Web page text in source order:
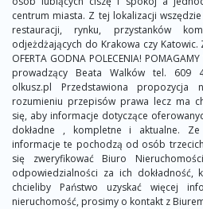
centrum miasta. Z tej lokalizacji
restauracji, rynku, przystanków
odjeżdżających do Krakowa czy Katowic.
OFERTA GODNA POLECENIA!
prowadzący Beata Walków tel. 609
olkusz.pl Przedstawiona
rozumieniu przepisów prawa lecz ma
się, aby informacje dotyczące
dokładne , kompletne i aktualne.
informacje te pochodzą od osób
się zweryfikować Biuro
odpowiedzialności za ich dokładność,
chcieliby Państwo uzyskać więcej
nieruchomość, prosimy o kontakt z